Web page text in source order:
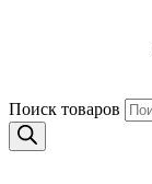
Поиск товаров